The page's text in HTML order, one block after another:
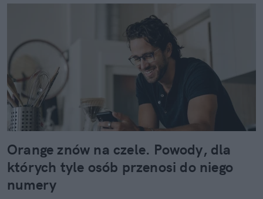
Orange znów na czele. Powody, dla
których tyle osób przenosi do niego
numery